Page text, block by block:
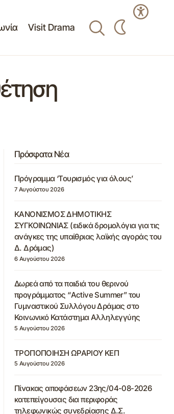
Visit Drama
Πρόσφατα Νέα
Πρόγραμμα ‘Τουρισμός για όλους’
7 Αυγούστου 2026
ΚΑΝΟΝΙΣΜΟΣ ΔΗΜΟΤΙΚΗΣ
ΣΥΓΚΟΙΝΩΝΙΑΣ (ειδικά δρομολόγια για τις
ανάγκες της υπαίθριας λαϊκής αγοράς του
Δ. Δράμας)
6 Αυγούστου 2026
Δωρεά από τα παιδιά του θερινού
προγράμματος “Active Summer” του
Γυμναστικού Συλλόγου Δράμας στο
Κοινωνικό Κατάστημα Αλληλεγγύης
5 Αυγούστου 2026
ΤΡΟΠΟΠΟΙΗΣΗ ΩΡΑΡΙΟΥ ΚΕΠ
5 Αυγούστου 2026
Πίνακας αποφάσεων 23ης/04-08-2026
κατεπείγουσας δια περιφοράς
τηλεφωνικώς συνεδρίασης Δ.Σ.